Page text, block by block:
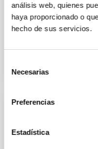
análisis web, quienes
haya proporcionado o
hecho de sus servicios.
Necesarias
Preferencias
Estadística
expositor con stand
principales
‘Ciencia con